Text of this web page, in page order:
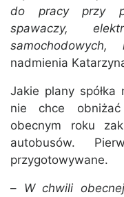
do pracy przy
spawaczy,
samochodowych,
nadmienia
Jakie plany
nie chce
obecnym roku
autobusów.
przygotowywane.
– W chwili